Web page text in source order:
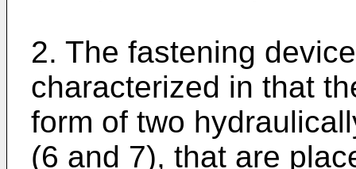
2. The fastening
characterized in that
form of two
(6 and 7), that are